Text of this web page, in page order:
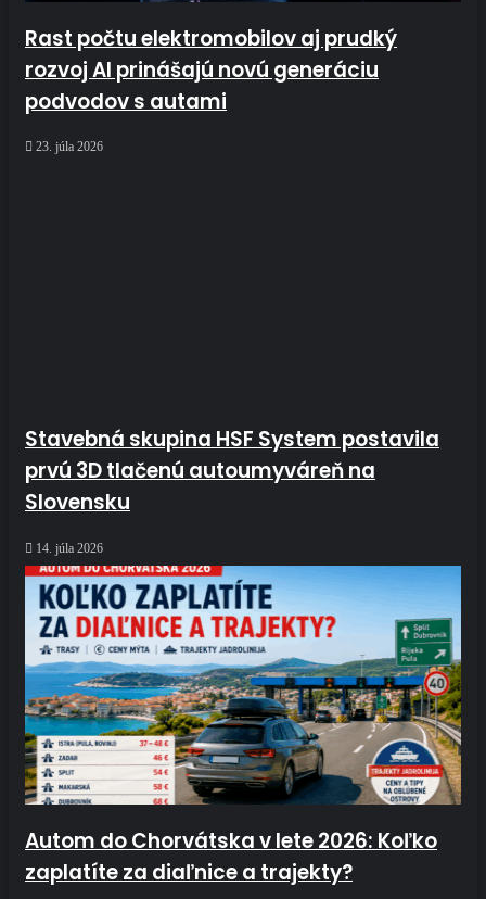
Rast počtu elektromobilov aj prudký
rozvoj AI prinášajú novú generáciu
podvodov s autami
23. júla 2026
Stavebná skupina HSF System postavila
prvú 3D tlačenú autoumyváreň na
Slovensku
14. júla 2026
Autom do Chorvátska v lete 2026: Koľko
zaplatíte za diaľnice a trajekty?